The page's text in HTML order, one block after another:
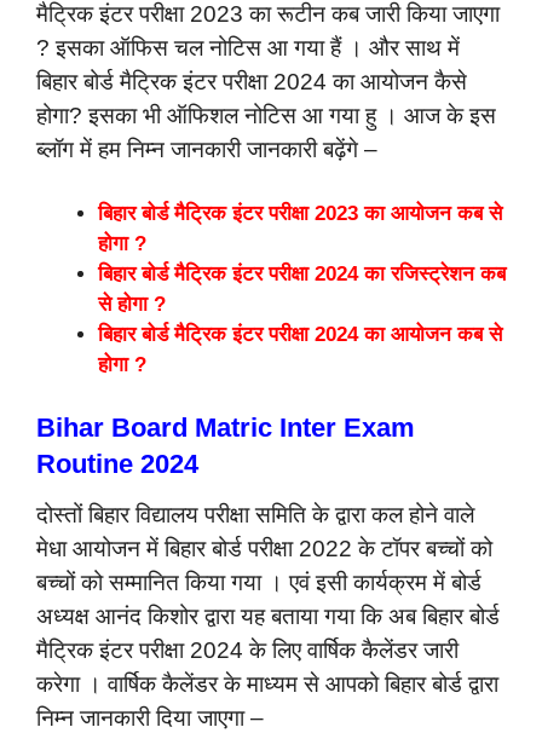
मैट्रिक इंटर परीक्षा 2023 का रूटीन कब जारी किया जाएगा
? इसका ऑफिस चल नोटिस आ गया हैं । और साथ में
बिहार बोर्ड मैट्रिक इंटर परीक्षा 2024 का आयोजन कैसे
होगा? इसका भी ऑफिशल नोटिस आ गया हु । आज के इस
ब्लॉग में हम निम्न जानकारी जानकारी बढ़ेंगे –
बिहार बोर्ड मैट्रिक इंटर परीक्षा 2023 का आयोजन कब से
होगा ?
बिहार बोर्ड मैट्रिक इंटर परीक्षा 2024 का रजिस्ट्रेशन कब
से होगा ?
बिहार बोर्ड मैट्रिक इंटर परीक्षा 2024 का आयोजन कब से
होगा ?
Bihar Board Matric Inter Exam
Routine 2024
दोस्तों बिहार विद्यालय परीक्षा समिति के द्वारा कल होने वाले
मेधा आयोजन में बिहार बोर्ड परीक्षा 2022 के टॉपर बच्चों को
बच्चों को सम्मानित किया गया । एवं इसी कार्यक्रम में बोर्ड
अध्यक्ष आनंद किशोर द्वारा यह बताया गया कि अब बिहार बोर्ड
मैट्रिक इंटर परीक्षा 2024 के लिए वार्षिक कैलेंडर जारी
करेगा । वार्षिक कैलेंडर के माध्यम से आपको बिहार बोर्ड द्वारा
निम्न जानकारी दिया जाएगा –